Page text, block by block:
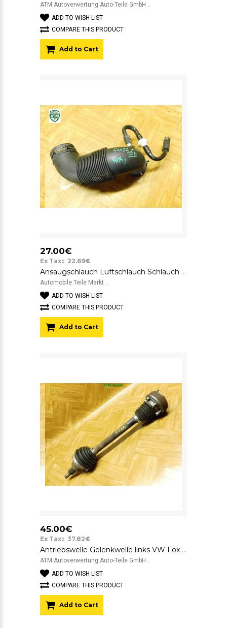
ATM Autoverwertung Auto-Teile GmbH ..
ADD TO WISH LIST
COMPARE THIS PRODUCT
Add to Cart
27.00€
Ex Tax:: 22.69€
Ansaugschlauch Luftschlauch Schlauch VW Fox 6Y0129684B
Automobile Teile Markt ..
ADD TO WISH LIST
COMPARE THIS PRODUCT
Add to Cart
45.00€
Ex Tax:: 37.82€
Antriebswelle Gelenkwelle links VW Fox Fahrerseite
ATM Autoverwertung Auto-Teile GmbH ..
ADD TO WISH LIST
COMPARE THIS PRODUCT
Add to Cart